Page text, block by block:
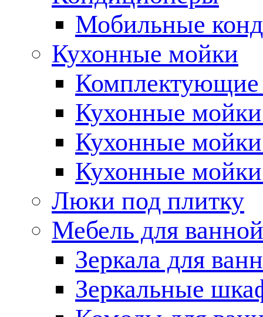
Мобильные
Кухонные мойки
Комплектующие
Кухонные мойки
Кухонные
Кухонные
Люки под плитку
Мебель для
Зеркала для
Зеркальные